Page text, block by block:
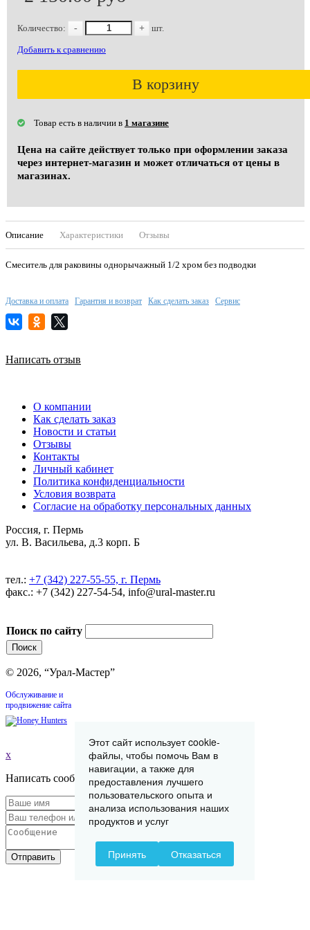
Количество: - + шт.
Добавить к сравнению
В корзину
Товар есть в наличии в 1 магазине
Цена на сайте действует только при оформлении заказа
через интернет-магазин и может отличаться от цены в
магазинах.
Описание Характеристики Отзывы
Смеситель для раковины однорычажный 1/2 хром без подводки
Доставка и оплата Гарантия и возврат Как сделать заказ Сервис
Написать отзыв
О компании
Как сделать заказ
Новости и статьи
Отзывы
Контакты
Личный кабинет
Политика конфиденциальности
Условия возврата
Согласие на обработку персональных данных
Россия, г. Пермь
ул. В. Васильева, д.3 корп. Б
тел.: +7 (342) 227-55-55, г. Пермь
факс.: +7 (342) 227-54-54, info@ural-master.ru
Поиск по сайту
© 2026, “Урал-Мастер”
Обслуживание и
продвижение сайта
x
Написать сообщение
Отправить
Этот сайт использует cookie-
файлы, чтобы помочь Вам в
навигации, а также для
предоставления лучшего
пользовательского опыта и
анализа использования наших
продуктов и услуг
Принять Отказаться